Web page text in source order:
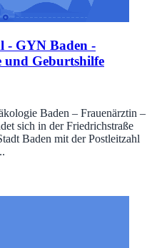
- GYN Baden -
und Geburtshilfe
Baden – Frauenärztin –
sich in der Friedrichstraße
Baden mit der Postleitzahl